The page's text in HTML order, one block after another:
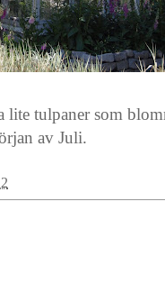
tulpaner som
av Juli.